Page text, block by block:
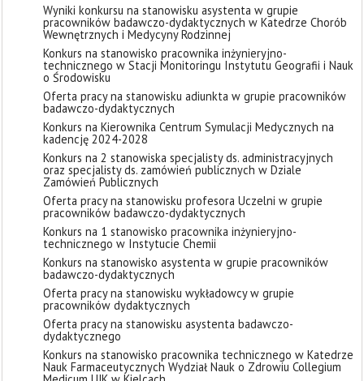
Wyniki konkursu na stanowisku asystenta w grupie
pracowników badawczo-dydaktycznych w Katedrze Chorób
Wewnętrznych i Medycyny Rodzinnej
Konkurs na stanowisko pracownika inżynieryjno-
technicznego w Stacji Monitoringu Instytutu Geografii i Nauk
o Środowisku
Oferta pracy na stanowisku adiunkta w grupie pracowników
badawczo-dydaktycznych
Konkurs na Kierownika Centrum Symulacji Medycznych na
kadencję 2024-2028
Konkurs na 2 stanowiska specjalisty ds. administracyjnych
oraz specjalisty ds. zamówień publicznych w Dziale
Zamówień Publicznych
Oferta pracy na stanowisku profesora Uczelni w grupie
pracowników badawczo-dydaktycznych
Konkurs na 1 stanowisko pracownika inżynieryjno-
technicznego w Instytucie Chemii
Konkurs na stanowisko asystenta w grupie pracowników
badawczo-dydaktycznych
Oferta pracy na stanowisku wykładowcy w grupie
pracowników dydaktycznych
Oferta pracy na stanowisku asystenta badawczo-
dydaktycznego
Konkurs na stanowisko pracownika technicznego w Katedrze
Nauk Farmaceutycznych Wydział Nauk o Zdrowiu Collegium